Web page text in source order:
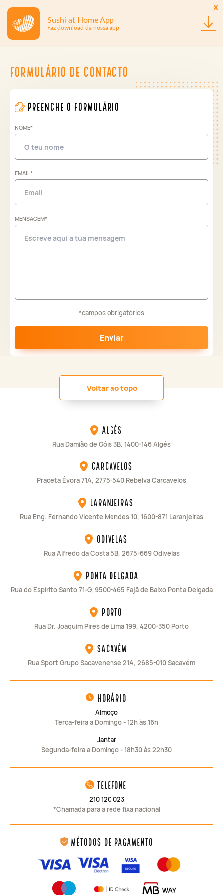
Formulário de contacto
preenche o formulário
NOME*
EMAIL*
MENSAGEM*
Enviar
*campos obrigatórios
Voltar ao topo
Algés
Rua Damião de Góis 3B, 1400-146 Algés
Carcavelos
Praceta Évora 71A, 2775-540 Rebelva Carcavelos
Laranjeiras
Rua Eng. Fernando Vicente Mendes 10, 1600-871 Laranjeiras
Odivelas
Rua Alfredo da Costa 5B, 2675-669 Odivelas
Ponta Delgada
Rua do Espírito Santo 71-G, 9500-465 Fajã de Baixo Ponta Delgada
Porto
Rua Dr. Joaquim Pires de Lima 199, 4200-350 Porto
Sacavém
Rua Sport Grupo Sacavenense 21A, 2685-010 Sacavém
horário
Almoço
Terça-feira a Domingo - 12h às 16h
Jantar
Segunda-feira a Domingo - 18h30 às 22h30
telefone
210 120 023
*Chamada para a rede fixa nacional
Métodos de Pagamento
Sushi at Home App
Faz download da nossa app
x